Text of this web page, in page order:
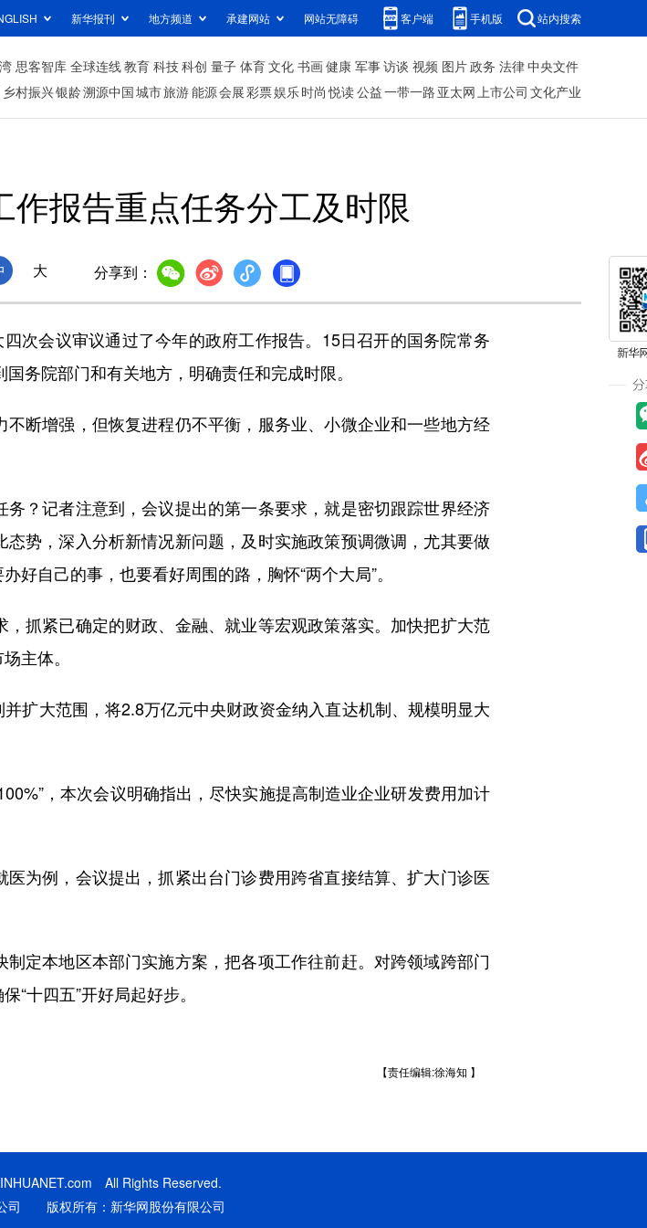
新华报刊 地方频道 承建网站 网站无障碍 客户端 手机版 站内搜索
思客智库 全球连线教育 科技科创 量子 体育文化 书画健康 军事访谈 视频 图片政务 法律中央文件
乡村振兴银龄溯源中国城市旅游能源会展彩票娱乐时尚 悦读公益一带一路 亚太网上市公司 文化产业
作报告重点任务分工及时限
大 分享到：
会议审议通过了今年的政府工作报告。15日召开的国务院常务
务院部门和有关地方，明确责任和完成时限。
增强，但恢复进程仍不平衡，服务业、小微企业和一些地方经
记者注意到，会议提出的第一条要求，就是密切跟踪世界经济
势，深入分析新情况新问题，及时实施政策预调微调，尤其要做
自己的事，也要看好周围的路，胸怀“两个大局”。
紧已确定的财政、金融、就业等宏观政策落实。加快把扩大范
主体。
大范围，将2.8万亿元中央财政资金纳入直达机制、规模明显大
，本次会议明确指出，尽快实施提高制造业企业研发费用加计
例，会议提出，抓紧出台门诊费用跨省直接结算、扩大门诊医
本地区本部门实施方案，把各项工作往前赶。对跨领域跨部门
“十四五”开好局起好步。
【责任编辑:徐海知 】
All Rights Reserved.
司 版权所有：新华网股份有限公司